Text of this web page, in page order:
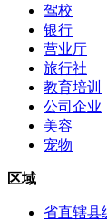
驾校
银行
营业厅
旅行社
教育培训
公司企业
美容
宠物
区域
省直辖县